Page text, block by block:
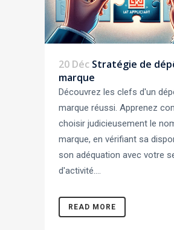
20 Déc Stratégie de
marque
Découvrez les clefs d'un
marque réussi. Apprenez
choisir judicieusement le
marque, en vérifiant sa
son adéquation avec votre
d'activité....
READ MORE